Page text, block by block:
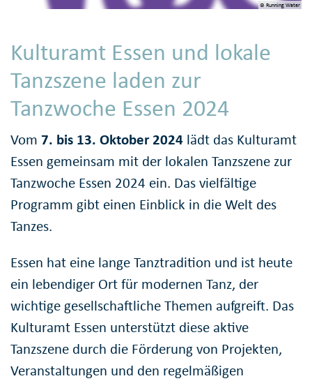
© Running Water
Kulturamt Essen und lokale
Tanzszene laden zur
Tanzwoche Essen 2024
Vom 7. bis 13. Oktober 2024 lädt das Kulturamt
Essen gemeinsam mit der lokalen Tanzszene zur
Tanzwoche Essen 2024 ein. Das vielfältige
Programm gibt einen Einblick in die Welt des
Tanzes.
Essen hat eine lange Tanztradition und ist heute
ein lebendiger Ort für modernen Tanz, der
wichtige gesellschaftliche Themen aufgreift. Das
Kulturamt Essen unterstützt diese aktive
Tanzszene durch die Förderung von Projekten,
Veranstaltungen und den regelmäßigen